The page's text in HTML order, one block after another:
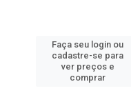
Faça seu login ou
cadastre-se para
ver preços e
comprar